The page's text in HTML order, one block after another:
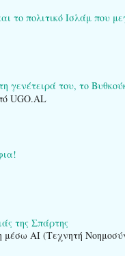
το πολιτικό Ισλάμ που
γενέτειρά του, το
UGO.AL
της Σπάρτης
μέσω AI (Τεχνητή